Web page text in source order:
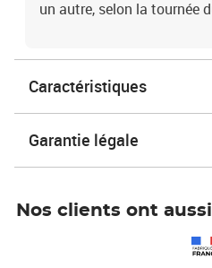
un autre, selon la tournée
Caractéristiques
Garantie légale
Nos clients ont